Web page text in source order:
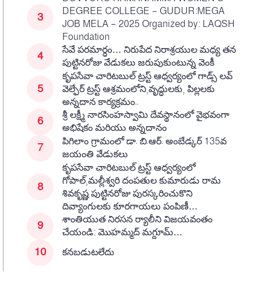
DEGREE COLLEGE – GUDUR:MEGA
JOB MELA – 2025 Organized by: LAQSH
Foundation
సేవే పరమార్ధం… నిరుపేద నిరాశ్రయుల మధ్య తన
పుట్టినరోజు వేడుకలు జరుపుకుంటున్న వెంకీ
కృపసేవా చారిటబుల్ ట్రస్ట్ ఆధ్వర్యంలో గాడ్స్ లవ్
వెల్ఫేర్ ట్రస్ట్ ఆశ్రమంలోని,వృద్ధులకు, పిల్లలకు
అన్నదాన కార్యక్రమం..
శ్రీ లక్ష్మీ నారసింహస్వామి దేవస్థానంలో వైభవంగా
అభిషేకం మరియు అన్నదానం
పిగిలాం గ్రామంలో డా. బి.ఆర్. అంబేడ్కర్ 135వ
జయంతి వేడుకలు
కృపసేవా చారిటబుల్ ట్రస్ట్ ఆధ్వర్యంలో
గోపాల్,మల్లీశ్వరి దంపతుల కుమారుడు రామ
శివకృష్ణ పుట్టినరోజు పురస్కరించుకొని
దివ్యాంగులకు కూరగాయలు పంపిణీ…
శాంతియుత నిరసన ర్యాలీని విజయవంతం
చేయండి: మొహమ్మద్ మగ్దూమ్…
కనబడుటలేదు